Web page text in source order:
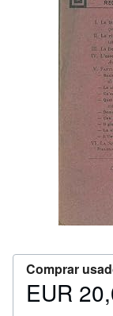
Comprar
Precio
EUR